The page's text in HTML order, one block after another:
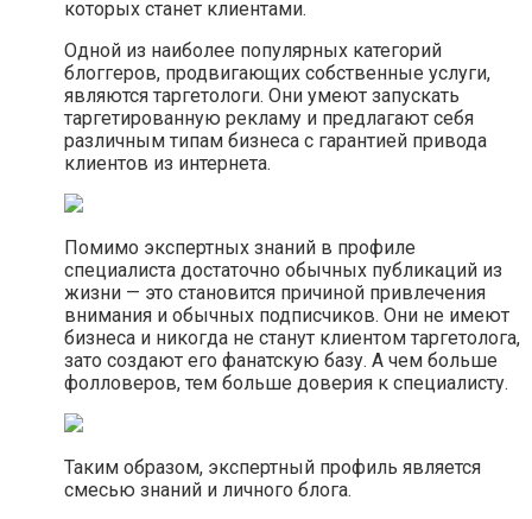
которых станет клиентами.
Одной из наиболее популярных категорий
блоггеров, продвигающих собственные услуги,
являются таргетологи. Они умеют запускать
таргетированную рекламу и предлагают себя
различным типам бизнеса с гарантией привода
клиентов из интернета.
Помимо экспертных знаний в профиле
специалиста достаточно обычных публикаций из
жизни — это становится причиной привлечения
внимания и обычных подписчиков. Они не имеют
бизнеса и никогда не станут клиентом таргетолога,
зато создают его фанатскую базу. А чем больше
фолловеров, тем больше доверия к специалисту.
Таким образом, экспертный профиль является
смесью знаний и личного блога.